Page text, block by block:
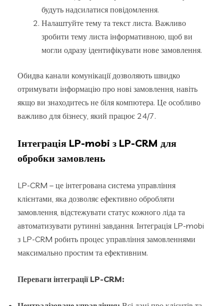
будуть надсилатися повідомлення.
Налаштуйте тему та текст листа. Важливо
зробити тему листа інформативною, щоб ви
могли одразу ідентифікувати нове замовлення.
Обидва канали комунікації дозволяють швидко
отримувати інформацію про нові замовлення, навіть
якщо ви знаходитесь не біля компютера. Це особливо
важливо для бізнесу, який працює 24/7.
Інтеграція LP-mobi з LP-CRM для
обробки замовлень
LP-CRM – це інтегрована система управління
клієнтами, яка дозволяє ефективно обробляти
замовлення, відстежувати статус кожного ліда та
автоматизувати рутинні завдання. Інтеграція LP-mobi
з LP-CRM робить процес управління замовленнями
максимально простим та ефективним.
Переваги інтеграції LP-CRM: